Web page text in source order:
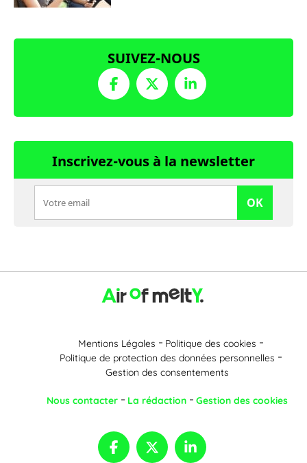
SUIVEZ-NOUS
Inscrivez-vous à la newsletter
OK
Mentions Légales
Politique des cookies
Politique de protection des données personnelles
Gestion des consentements
Nous contacter La rédaction Gestion des cookies